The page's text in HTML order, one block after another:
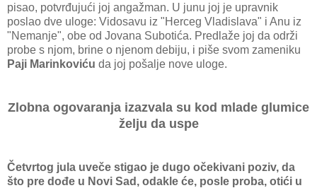
pisao, potvrđujući joj angažman. U junu joj je upravnik
poslao dve uloge: Vidosavu iz "Herceg Vladislava" i Anu iz
"Nemanje", obe od Jovana Subotića. Predlaže joj da održi
probe s njom, brine o njenom debiju, i piše svom zameniku
Paji Marinkoviću da joj pošalje nove uloge.
Zlobna ogovaranja izazvala su kod mlade glumice
želju da uspe
Četvrtog jula uveče stigao je dugo očekivani poziv, da
što pre dođe u Novi Sad, odakle će, posle proba, otići u